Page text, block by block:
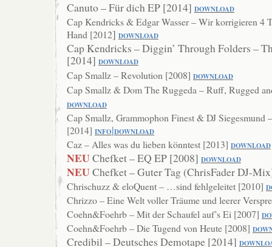
Canuto – Für dich EP [2014] DOWNLOAD
Cap Kendricks & Edgar Wasser – Wir korrigieren 4
Hand [2012] DOWNLOAD
Cap Kendricks – Diggin’ Through Folders –
[2014] DOWNLOAD
Cap Smallz – Revolution [2008] DOWNLOAD
Cap Smallz & Dom The Ruggeda – Ruff, Rugged
DOWNLOAD
Cap Smallz, Grammophon Finest & DJ
[2014] INFO|DOWNLOAD
Caz – Alles was du lieben könntest [2013] DOWNLOAD
NEUChefket – EQ EP [2008] DOWNLOAD
NEUChefket – Guter Tag (ChrisFader DJ-
Chrischuzz & eloQuent – …sind fehlgeleitet [2010]
Chrizzo – Eine Welt voller Träume und leerer
Coehn&Foehrb – Mit der Schaufel auf’s Ei [2007]
Coehn&Foehrb – Die Tugend von Heute [2008]
Credibil – Deutsches Demotape [2014]